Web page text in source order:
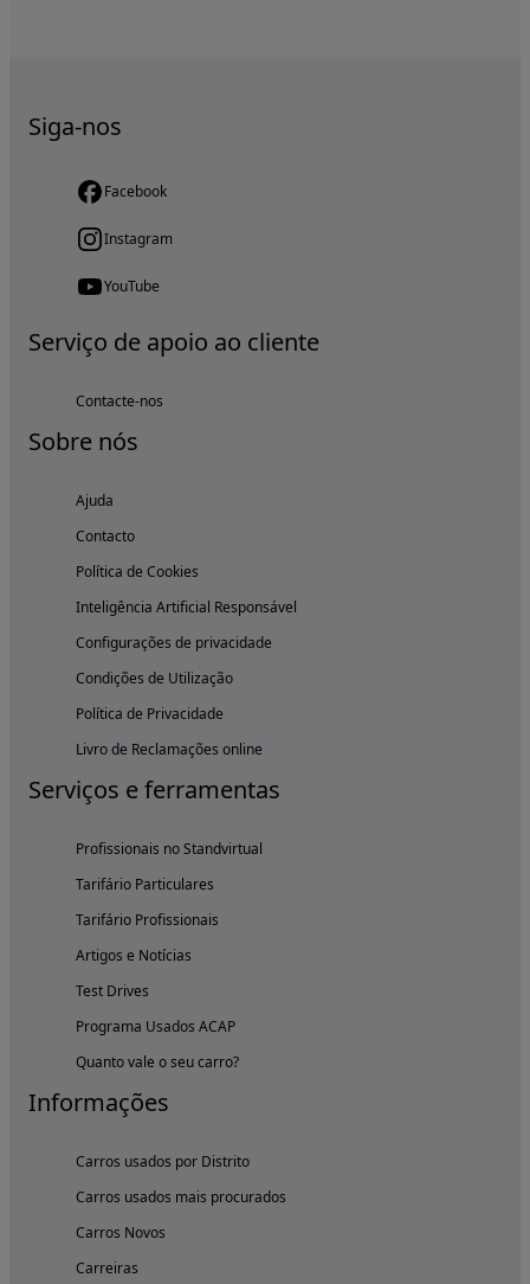
Siga-nos
Facebook
Instagram
YouTube
Serviço de apoio ao cliente
Contacte-nos
Sobre nós
Ajuda
Contacto
Política de Cookies
Inteligência Artificial Responsável
Configurações de privacidade
Condições de Utilização
Política de Privacidade
Livro de Reclamações online
Serviços e ferramentas
Profissionais no Standvirtual
Tarifário Particulares
Tarifário Profissionais
Artigos e Notícias
Test Drives
Programa Usados ACAP
Quanto vale o seu carro?
Informações
Carros usados por Distrito
Carros usados mais procurados
Carros Novos
Carreiras